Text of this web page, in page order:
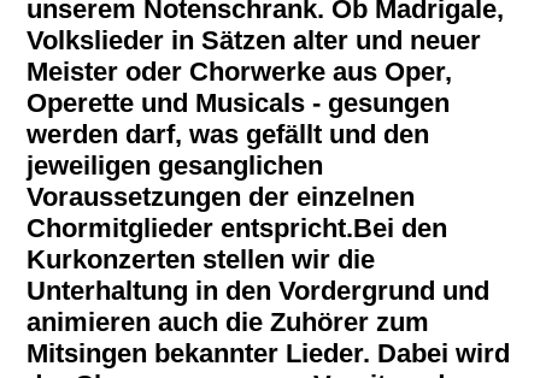
unserem Notenschrank. Ob Madrigale,
Volkslieder in Sätzen alter und neuer
Meister oder Chorwerke aus Oper,
Operette und Musicals - gesungen
werden darf, was gefällt und den
jeweiligen gesanglichen
Voraussetzungen der einzelnen
Chormitglieder entspricht.Bei den
Kurkonzerten stellen wir die
Unterhaltung in den Vordergrund und
animieren auch die Zuhörer zum
Mitsingen bekannter Lieder. Dabei wird